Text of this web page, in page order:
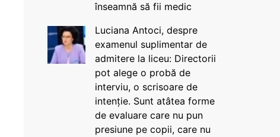
înseamnă să fii medic
Luciana Antoci, despre
examenul suplimentar de
admitere la liceu: Directorii
pot alege o probă de
interviu, o scrisoare de
intenție. Sunt atâtea forme
de evaluare care nu pun
presiune pe copii, care nu